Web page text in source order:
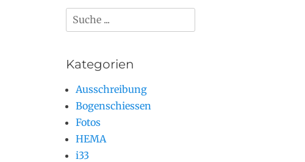
Suchen
nach:
Kategorien
Ausschreibung
Bogenschiessen
Fotos
HEMA
i33